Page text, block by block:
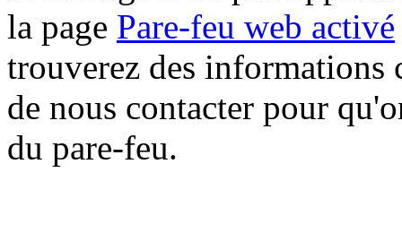
la page Pare-feu web activé
trouverez des informations
de nous contacter pour
du pare-feu.